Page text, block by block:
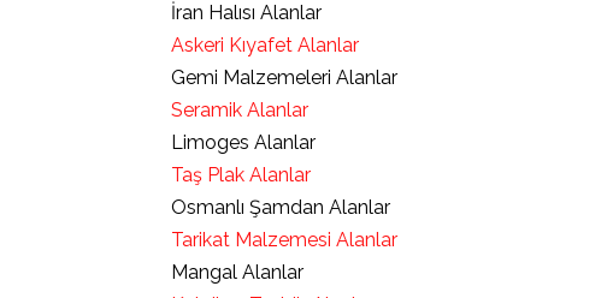
İran Halısı Alanlar
Askeri Kıyafet Alanlar
Gemi Malzemeleri Alanlar
Seramik Alanlar
Limoges Alanlar
Taş Plak Alanlar
Osmanlı Şamdan Alanlar
Tarikat Malzemesi Alanlar
Mangal Alanlar